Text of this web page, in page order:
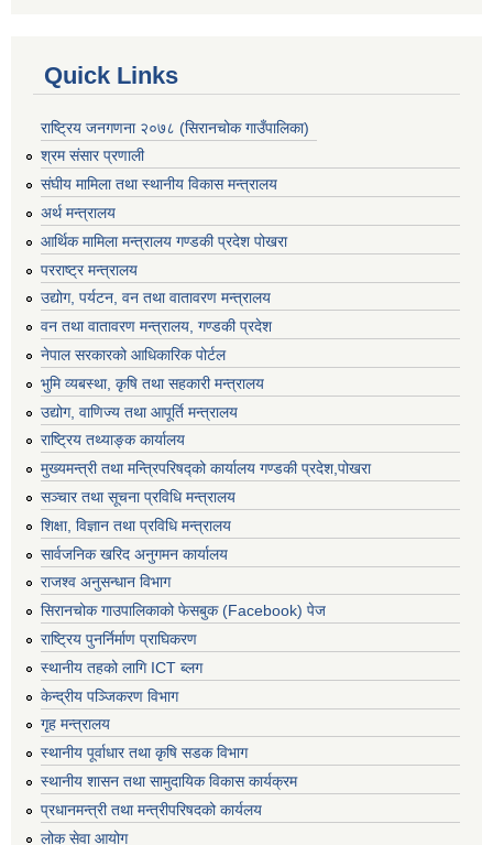
Quick Links
राष्ट्रिय जनगणना २०७८ (सिरानचोक गाउँपालिका)
श्रम संसार प्रणाली
संघीय मामिला तथा स्थानीय विकास मन्त्रालय
अर्थ मन्त्रालय
आर्थिक मामिला मन्त्रालय गण्डकी प्रदेश पोखरा
परराष्ट्र मन्त्रालय
उद्योग, पर्यटन, वन तथा वातावरण मन्त्रालय
वन तथा वातावरण मन्त्रालय, गण्डकी प्रदेश
नेपाल सरकारको आधिकारिक पोर्टल
भुमि व्यबस्था, कृषि तथा सहकारी मन्त्रालय
उद्योग, वाणिज्य तथा आपूर्ति मन्त्रालय
राष्ट्रिय तथ्याङ्क कार्यालय
मुख्यमन्त्री तथा मन्त्रिपरिषद्को कार्यालय गण्डकी प्रदेश,पोखरा
सञ्‍चार तथा सूचना प्रविधि मन्त्रालय
शिक्षा, विज्ञान तथा प्रविधि मन्त्रालय
सार्वजनिक खरिद अनुगमन कार्यालय
राजश्व अनुसन्धान विभाग
सिरानचोक गाउपालिकाको फेसबुक (Facebook) पेज
राष्ट्रिय पुनर्निर्माण प्राघिकरण
स्थानीय तहको लागि ICT ब्लग
केन्द्रीय पञ्जिकरण विभाग
गृह मन्त्रालय
स्थानीय पूर्वाधार तथा कृषि सडक विभाग
स्थानीय शासन तथा सामुदायिक विकास कार्यक्रम
प्रधानमन्त्री तथा मन्त्रीपरिषदको कार्यलय
लोक सेवा आयोग